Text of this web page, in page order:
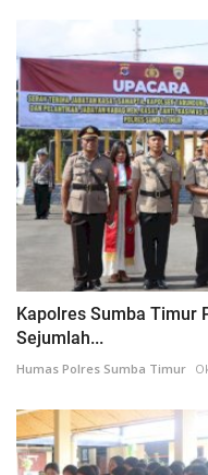
Kapolres Sumba Timur
Sejumlah...
Humas Polres Sumba Timur